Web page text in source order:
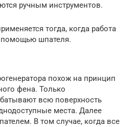
ручным инструментов.
тогда, когда работа
помощью шпателя.
похож на принцип
фена. Только
всю поверхность
места. Далее
В том случае, когда все